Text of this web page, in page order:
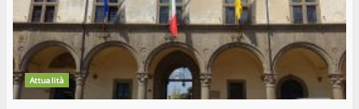
Attualità